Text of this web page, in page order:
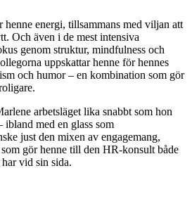
henne energi, tillsammans med viljan att
Och även i de mest intensiva
genom struktur, mindfulness och
uppskattar henne för hennes
och humor – en kombination som gör
arbetsläget lika snabbt som hon
med en glass som
just den mixen av engagemang,
gör henne till den HR-konsult både
vid sin sida.